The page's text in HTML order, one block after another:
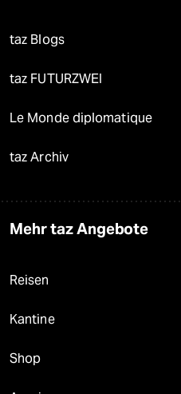
taz Blogs
taz FUTURZWEI
Le Monde diplomatique
taz Archiv
Mehr taz Angebote
Reisen
Kantine
Shop